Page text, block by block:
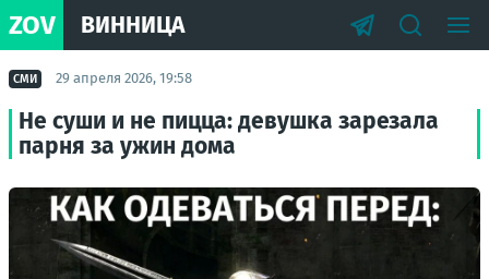
ZOV ВИННИЦА
СМИ 29 апреля 2026, 19:58
Не суши и не пицца: девушка зарезала
парня за ужин дома